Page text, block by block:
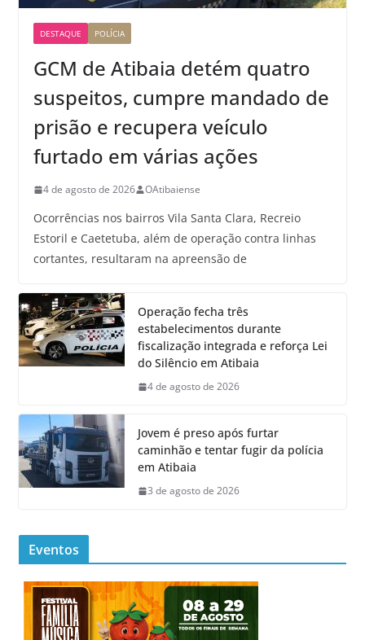
DESTAQUE POLÍCIA
GCM de Atibaia detém quatro
suspeitos, cumpre mandado de
prisão e recupera veículo
furtado em várias ações
4 de agosto de 2026 OAtibaiense
Ocorrências nos bairros Vila Santa Clara, Recreio
Estoril e Caetetuba, além de operação contra linhas
cortantes, resultaram na apreensão de
Operação fecha três
estabelecimentos durante
fiscalização integrada e reforça Lei
do Silêncio em Atibaia
4 de agosto de 2026
Jovem é preso após furtar
caminhão e tentar fugir da polícia
em Atibaia
3 de agosto de 2026
Eventos